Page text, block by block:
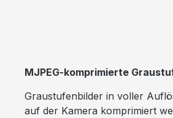
MJPEG-komprimierte
Graustufenbilder in voller
auf der Kamera komprimiert